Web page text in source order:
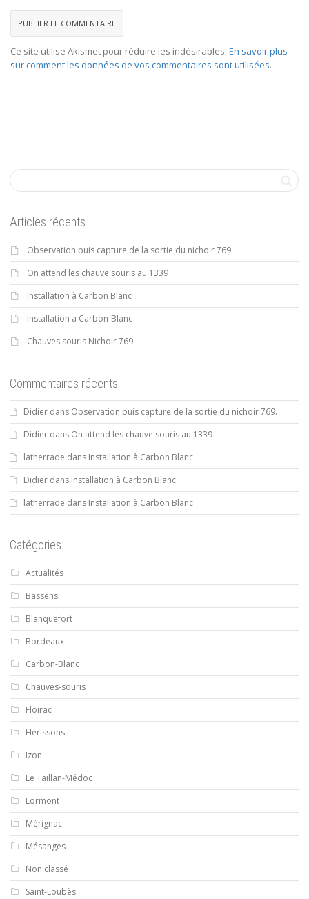
Ce site utilise Akismet pour réduire les indésirables. En savoir plus
sur comment les données de vos commentaires sont utilisées.
Articles récents
Observation puis capture de la sortie du nichoir 769.
On attend les chauve souris au 1339
Installation à Carbon Blanc
Installation a Carbon-Blanc
Chauves souris Nichoir 769
Commentaires récents
Didier dans Observation puis capture de la sortie du nichoir 769.
Didier dans On attend les chauve souris au 1339
latherrade dans Installation à Carbon Blanc
Didier dans Installation à Carbon Blanc
latherrade dans Installation à Carbon Blanc
Catégories
Actualités
Bassens
Blanquefort
Bordeaux
Carbon-Blanc
Chauves-souris
Floirac
Hérissons
Izon
Le Taillan-Médoc
Lormont
Mérignac
Mésanges
Non classé
Saint-Loubès